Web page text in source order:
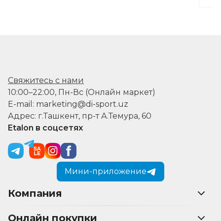
Свяжитесь с нами
10:00–22:00, Пн-Вс (Онлайн маркет)
E-mail: marketing@di-sport.uz
Адрес: г.Ташкент, пр-т А.Темура, 60
Etalon в соцсетях
Мини-приложение
Компания
Онлайн покупки